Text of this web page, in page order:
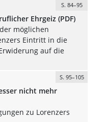
S. 84–95
Ehrgeiz (PDF)
möglichen
Eintritt in die
auf die
S. 95–105
nicht mehr
zu Lorenzers